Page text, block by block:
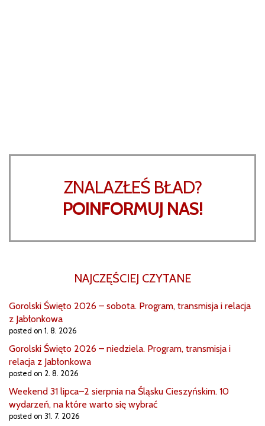
ZNALAZŁEŚ BŁAD?
POINFORMUJ NAS!
NAJCZĘŚCIEJ CZYTANE
Gorolski Święto 2026 – sobota. Program, transmisja i relacja
z Jabłonkowa
posted on 1. 8. 2026
Gorolski Święto 2026 – niedziela. Program, transmisja i
relacja z Jabłonkowa
posted on 2. 8. 2026
Weekend 31 lipca–2 sierpnia na Śląsku Cieszyńskim. 10
wydarzeń, na które warto się wybrać
posted on 31. 7. 2026